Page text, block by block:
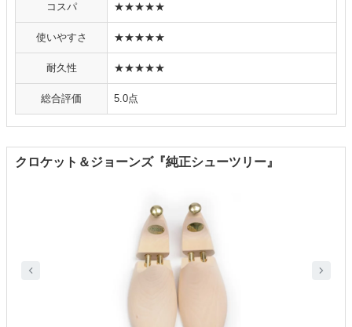
コスパ ★★★★★
使いやすさ ★★★★★
耐久性 ★★★★★
総合評価 5.0点
クロケット＆ジョーンズ『純正シューツリー』